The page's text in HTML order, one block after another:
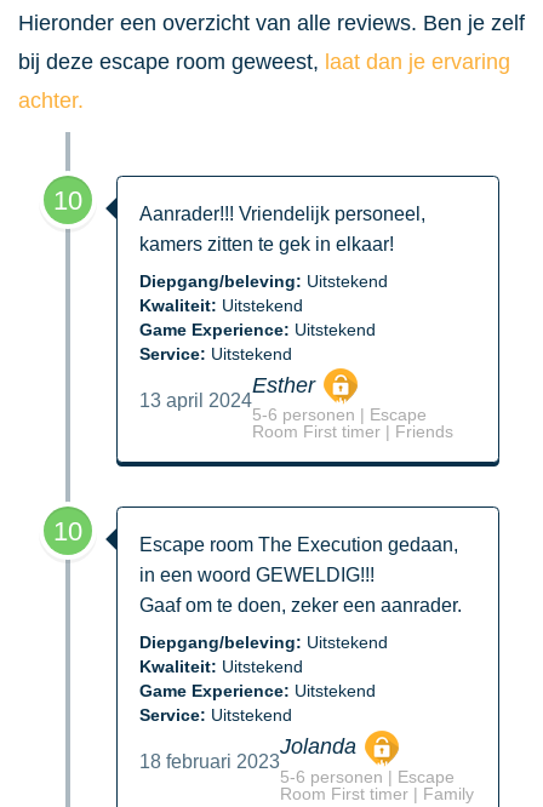
Hieronder een overzicht van alle reviews. Ben je zelf
bij deze escape room geweest, laat dan je ervaring
achter.
10
Aanrader!!! Vriendelijk personeel,
kamers zitten te gek in elkaar!
Diepgang/beleving: Uitstekend
Kwaliteit: Uitstekend
Game Experience: Uitstekend
Service: Uitstekend
13 april 2024
Esther
5-6 personen | Escape
Room First timer | Friends
10
Escape room The Execution gedaan,
in een woord GEWELDIG!!!
Gaaf om te doen, zeker een aanrader.
Diepgang/beleving: Uitstekend
Kwaliteit: Uitstekend
Game Experience: Uitstekend
Service: Uitstekend
18 februari 2023
Jolanda
5-6 personen | Escape
Room First timer | Family